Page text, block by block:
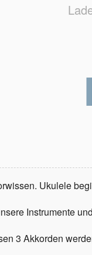
Ukulele
Instrumente und
3 Akkorden